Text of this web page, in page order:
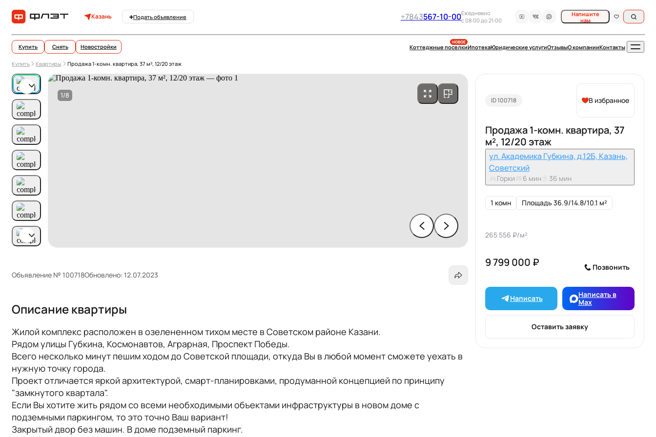
Казань Подать объявление +7843567-10-00Ежедневно
c 08:00 до 21:00
Напишите
нам
Купить Снять Новостройки
НОВОЕ
Коттеджные поселкиИпотекаЮридические услугиОтзывыО компанииКонтакты
Купить Квартиры Продажа 1-комн. квартира, 37 м², 12/20 этаж
1/8
ID 100718 В избранное
Продажа 1-комн. квартира, 37
м², 12/20 этаж
ул. Академика Губкина, д.12Б, Казань,
Советский
Горки 6 мин 36 мин
1 комн Площадь 36.9/14.8/10.1 м²
265 556 ₽/м²
9 799 000 ₽
Написать
Написать в
Max
Оставить заявку
Позвонить
Объявление № 100718Обновлено: 12.07.2023
Описание квартиры
Жилой комплекс расположен в озелененном тихом месте в Советском районе Казани.
Рядом улицы Губкина, Космонавтов, Аграрная, Проспект Победы.
Всего несколько минут пешим ходом до Советской площади, откуда Вы в любой момент сможете уехать в
нужную точку города.
Проект отличается яркой архитектурой, смарт-планировками, продуманной концепцией по принципу
"замкнутого квартала".
Если Вы хотите жить рядом со всеми необходимыми объектами инфраструктуры в новом доме с
подземными паркингом, то это точно Ваш вариант!
Закрытый двор без машин. В доме подземный паркинг.